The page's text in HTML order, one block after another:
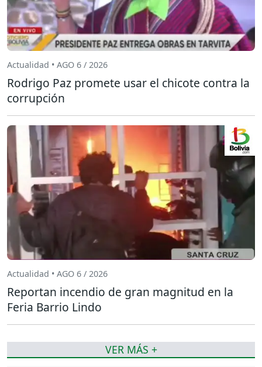
Actualidad • AGO 6 / 2026
Rodrigo Paz promete usar el chicote contra la
corrupción
Actualidad • AGO 6 / 2026
Reportan incendio de gran magnitud en la
Feria Barrio Lindo
VER MÁS +